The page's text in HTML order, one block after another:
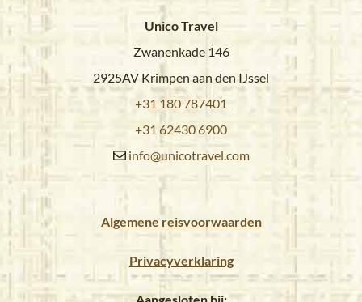
Unico Travel
Zwanenkade 146
2925AV Krimpen aan den IJssel
+31 180 787401
+31 62430 6900
info@unicotravel.com
Algemene reisvoorwaarden
Privacyverklaring